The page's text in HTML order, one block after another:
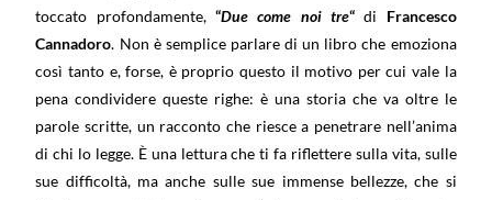
toccato profondamente,“Due come noi tre“di Francesco
Cannadoro. Non è semplice parlare di un libro che emoziona
così tanto e, forse, è proprio questo il motivo per cui vale la
pena condividere queste righe: è una storia che va oltre le
parole scritte, un racconto che riesce a penetrare nell’anima
di chi lo legge. È una lettura che ti fa riflettere sulla vita, sulle
sue difficoltà, ma anche sulle sue immense bellezze, che si